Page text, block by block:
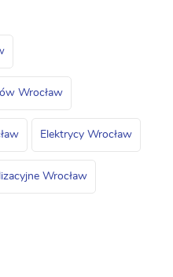
Wrocław
Elektrycy Wrocław
Wrocław